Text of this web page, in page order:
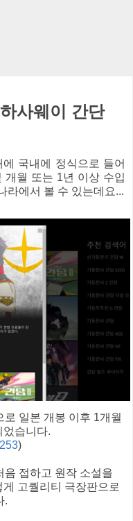
사웨이 간단
국내에 정식으로 들어
개월 또는 1년 이상 수입
라에서 볼 수 있는데요...
일본 개봉 이후 1개월
었습니다.
)
음 접하고 원작 소설을
고퀄리티 극장판으로
.